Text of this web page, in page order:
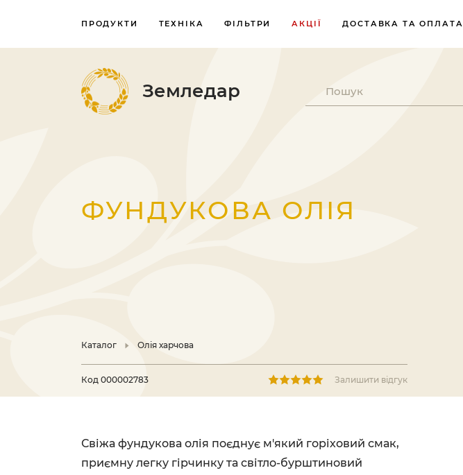
ПРОДУКТИ ТЕХНІКА ФІЛЬТРИ АКЦІЇ ДОСТАВКА ТА ОПЛАТА
Земледар
ФУНДУКОВА ОЛІЯ
Каталог Олія харчова
Код 000002783 Залишити відгук
Свіжа фундукова олія поєднує м'який горіховий смак,
приємну легку гірчинку та світло-бурштиновий